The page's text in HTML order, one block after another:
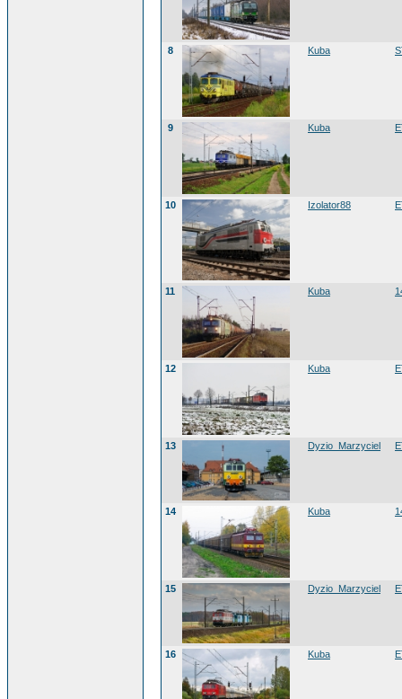
8 Kuba
9 Kuba
10 Izolator88
11 Kuba
12 Kuba
13 Dyzio_Marzyciel
14 Kuba
15 Dyzio_Marzyciel
16 Kuba